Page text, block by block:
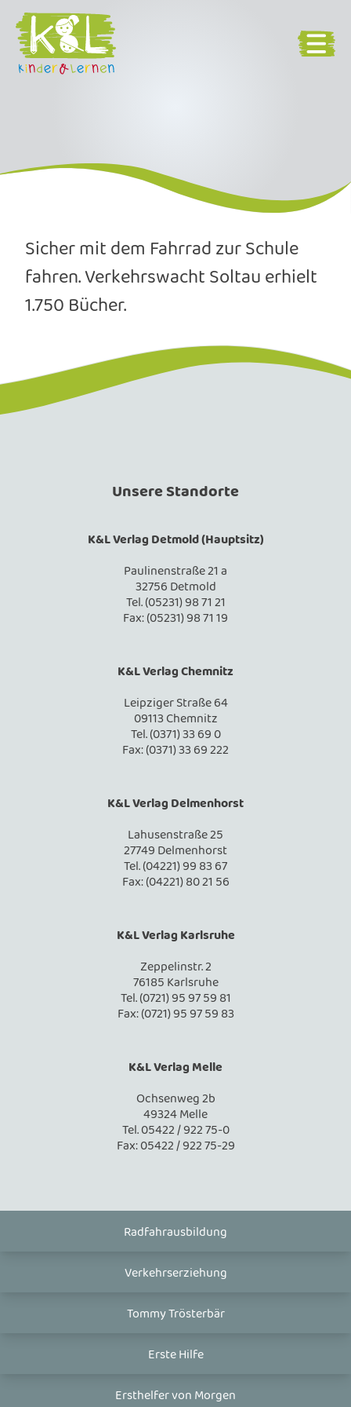
Sicher mit dem Fahrrad zur Schule
fahren. Verkehrswacht Soltau erhielt
1.750 Bücher.
Unsere Standorte
K&L Verlag Detmold (Hauptsitz)
Paulinenstraße 21 a
32756 Detmold
Tel. (05231) 98 71 21
Fax: (05231) 98 71 19
K&L Verlag Chemnitz
Leipziger Straße 64
09113 Chemnitz
Tel. (0371) 33 69 0
Fax: (0371) 33 69 222
K&L Verlag Delmenhorst
Lahusenstraße 25
27749 Delmenhorst
Tel. (04221) 99 83 67
Fax: (04221) 80 21 56
K&L Verlag Karlsruhe
Zeppelinstr. 2
76185 Karlsruhe
Tel. (0721) 95 97 59 81
Fax: (0721) 95 97 59 83
K&L Verlag Melle
Ochsenweg 2b
49324 Melle
Tel. 05422 / 922 75-0
Fax: 05422 / 922 75-29
Radfahrausbildung
Verkehrserziehung
Tommy Trösterbär
Erste Hilfe
Ersthelfer von Morgen